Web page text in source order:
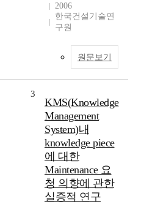
2006
한국건설기술연
구원
원문보기
3
KMS(Knowledge
Management
System)내
knowledge piece
에 대한
Maintenance 요
청 의향에 관한
실증적 연구